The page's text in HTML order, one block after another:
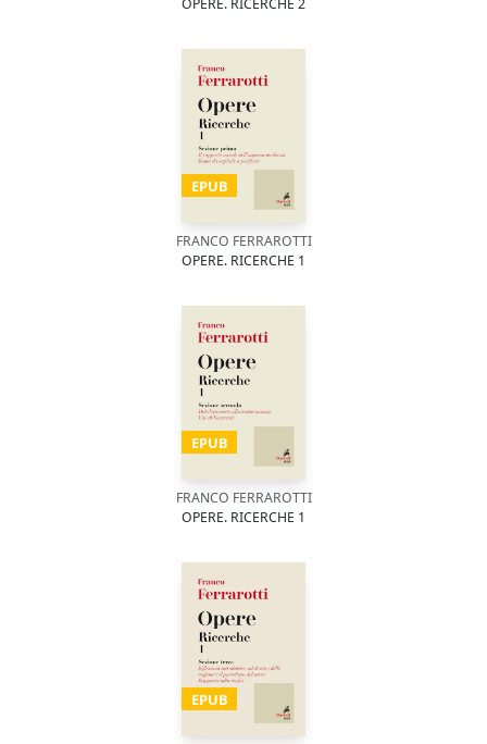
OPERE. RICERCHE 2
EPUB
FRANCO FERRAROTTI
OPERE. RICERCHE 1
EPUB
FRANCO FERRAROTTI
OPERE. RICERCHE 1
EPUB